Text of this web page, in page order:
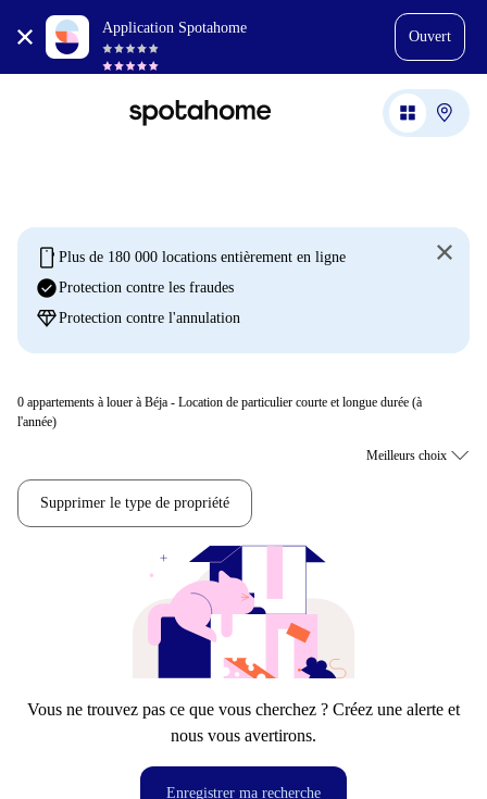
Application Spotahome
Ouvert
mobile Plus de 180 000 locations entièrement en ligne
check_circleProtection contre les fraudes
diamondProtection contre l'annulation
0 appartements à louer à Béja - Location de particulier courte et longue durée (à
l'année)
Supprimer le type de propriété
Vous ne trouvez pas ce que vous cherchez ? Créez une alerte et
nous vous avertirons.
Enregistrer ma recherche